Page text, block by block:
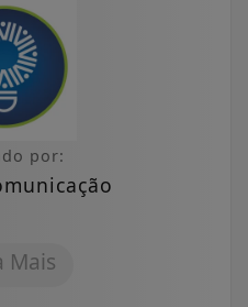
por:
Mais